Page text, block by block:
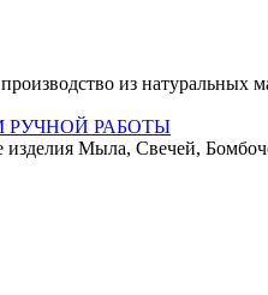
из натуральных
РАБОТЫ
изделия Мыла, Свечей,